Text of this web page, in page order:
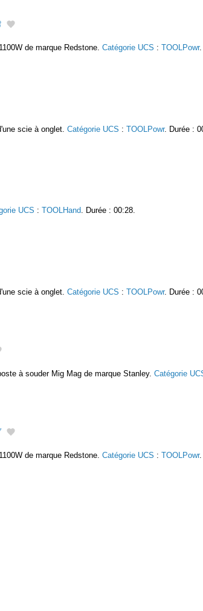
de marque Redstone. Catégorie UCS : TOOLPowr.
scie à onglet. Catégorie UCS : TOOLPowr. Durée :
UCS : TOOLHand. Durée : 00:28.
scie à onglet. Catégorie UCS : TOOLPowr. Durée :
à souder Mig Mag de marque Stanley. Catégorie
de marque Redstone. Catégorie UCS : TOOLPowr.